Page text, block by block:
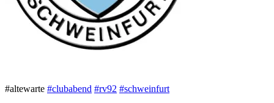
‪#‎altewarte‬ #clubabend #rv92 #schweinfurt